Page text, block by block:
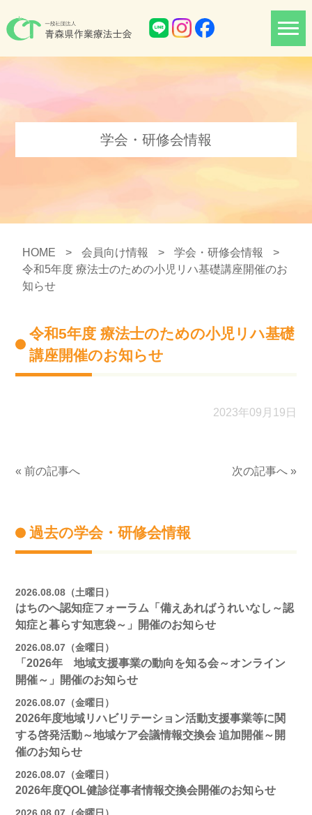
学会・研修会情報
HOME > 会員向け情報 > 学会・研修会情報
>
令和5年度 療法士のための小児リハ基礎講座開催のお
知らせ
令和5年度 療法士のための小児リハ基礎
講座開催のお知らせ
2023年09月19日
« 前の記事へ 次の記事へ »
過去の学会・研修会情報
2026.08.08（土曜日）
はちのへ認知症フォーラム「備えあればうれいなし～認
知症と暮らす知恵袋～」開催のお知らせ
2026.08.07（金曜日）
「2026年 地域支援事業の動向を知る会～オンライン
開催～」開催のお知らせ
2026.08.07（金曜日）
2026年度地域リハビリテーション活動支援事業等に関
する啓発活動～地域ケア会議情報交換会 追加開催～開
催のお知らせ
2026.08.07（金曜日）
2026年度QOL健診従事者情報交換会開催のお知らせ